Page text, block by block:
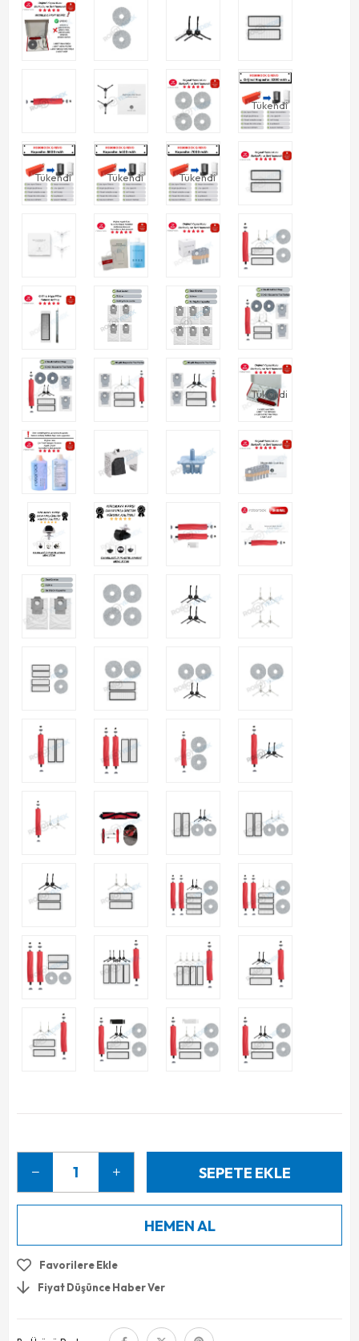
Tükendi
Tükendi Tükendi Tükendi
Tükendi
Favorilere Ekle
Fiyat Düşünce Haber Ver